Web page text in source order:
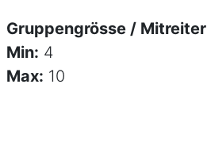
Gruppengrösse / Mitreiter
Min: 4
Max: 10